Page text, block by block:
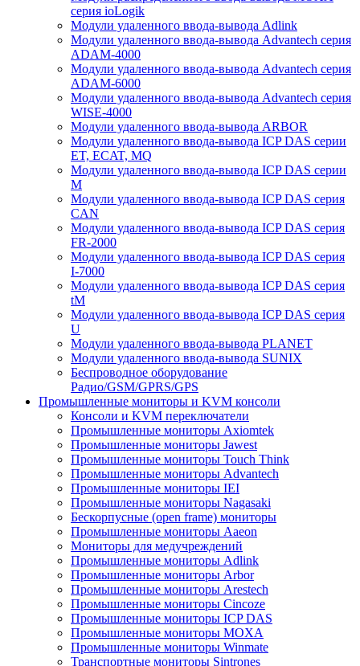
серия ioLogik
Модули удаленного ввода-вывода Adlink
Модули удаленного ввода-вывода Advantech серия
ADAM-4000
Модули удаленного ввода-вывода Advantech серия
ADAM-6000
Модули удаленного ввода-вывода Advantech серия
WISE-4000
Модули удаленного ввода-вывода ARBOR
Модули удаленного ввода-вывода ICP DAS серии
ET, ECAT, MQ
Модули удаленного ввода-вывода ICP DAS серии
M
Модули удаленного ввода-вывода ICP DAS серия
CAN
Модули удаленного ввода-вывода ICP DAS серия
FR-2000
Модули удаленного ввода-вывода ICP DAS серия
I-7000
Модули удаленного ввода-вывода ICP DAS серия
tM
Модули удаленного ввода-вывода ICP DAS серия
U
Модули удаленного ввода-вывода PLANET
Модули удаленного ввода-вывода SUNIX
Беспроводное оборудование
Радио/GSM/GPRS/GPS
Промышленные мониторы и KVM консоли
Консоли и KVM переключатели
Промышленные мониторы Axiomtek
Промышленные мониторы Jawest
Промышленные мониторы Touch Think
Промышленные мониторы Advantech
Промышленные мониторы IEI
Промышленные мониторы Nagasaki
Бескорпусные (open frame) мониторы
Промышленные мониторы Aaeon
Мониторы для медучреждений
Промышленные мониторы Adlink
Промышленные мониторы Arbor
Промышленные мониторы Arestech
Промышленные мониторы Cincoze
Промышленные мониторы ICP DAS
Промышленные мониторы MOXA
Промышленные мониторы Winmate
Транспортные мониторы Sintrones